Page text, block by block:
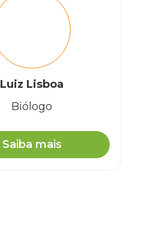
Luiz Lisboa
Biólogo
Saiba mais